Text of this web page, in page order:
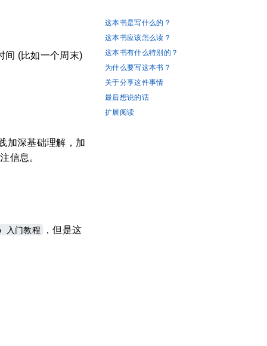
间 (比如一个周末)
加深基础理解，加
信息。
入门教程
，但是这
这本书是写什么的？
这本书应该怎么读？
这本书有什么特别的？
为什么要写这本书？
关于分享这件事情
最后想说的话
扩展阅读